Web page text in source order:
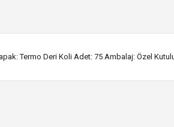
Termo Deri Koli Adet: 75 Ambalaj: Özel